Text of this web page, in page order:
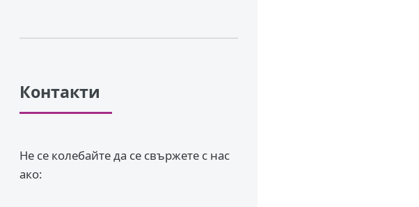
Контакти
Не се колебайте да се свържете с нас
ако: